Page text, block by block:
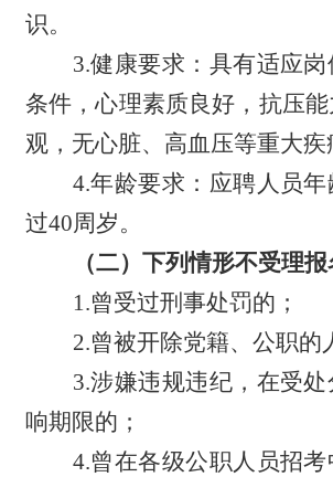
识。
3.健康要求：具有适应
条件，心理素质良好，抗压
观，无心脏、高血压等重大疾
4.年龄要求：应聘人员
过40周岁。
（二）下列情形不受理报
1.曾受过刑事处罚的；
2.曾被开除党籍、公职的
3.涉嫌违规违纪，在受
响期限的；
4.曾在各级公职人员招